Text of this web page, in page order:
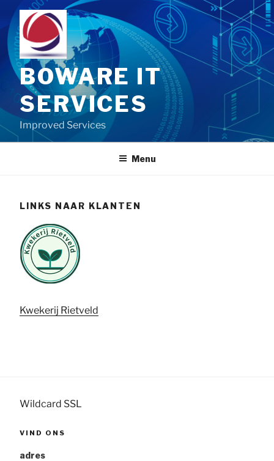
Skip
content
BOWARE IT
SERVICES
Improved Services
Menu
LINKS NAAR KLANTEN
Kwekerij Rietveld
Wildcard SSL
VIND ONS
adres